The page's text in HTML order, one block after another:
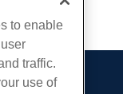
to enable
traffic.
use of